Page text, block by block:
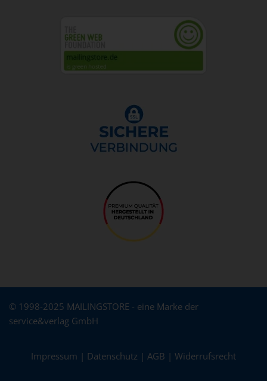
© 1998-2025 MAILINGSTORE - eine Marke der
service&verlag GmbH
Impressum | Datenschutz | AGB | Widerrufsrecht